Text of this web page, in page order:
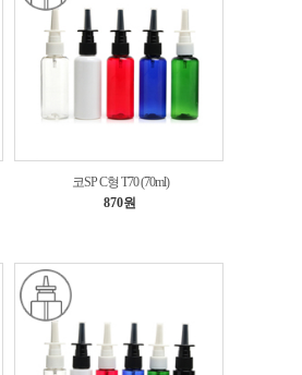
코SP C형 T70 (70ml)
870원